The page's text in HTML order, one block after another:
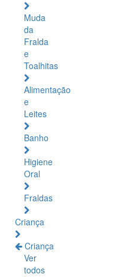
Muda
da
Fralda
e
Toalhitas
Alimentação
e
Leites
Banho
Higiene
Oral
Fraldas
Criança
Criança
Ver
todos